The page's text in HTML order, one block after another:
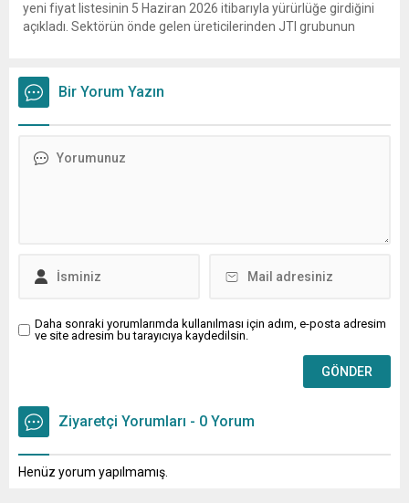
yeni fiyat listesinin 5 Haziran 2026 itibarıyla yürürlüğe girdiğini
açıkladı. Sektörün önde gelen üreticilerinden JTI grubunun
Yardımlaşma...
Bir Yorum Yazın
Daha sonraki yorumlarımda kullanılması için adım, e-posta adresim
ve site adresim bu tarayıcıya kaydedilsin.
Ziyaretçi Yorumları - 0 Yorum
Henüz yorum yapılmamış.